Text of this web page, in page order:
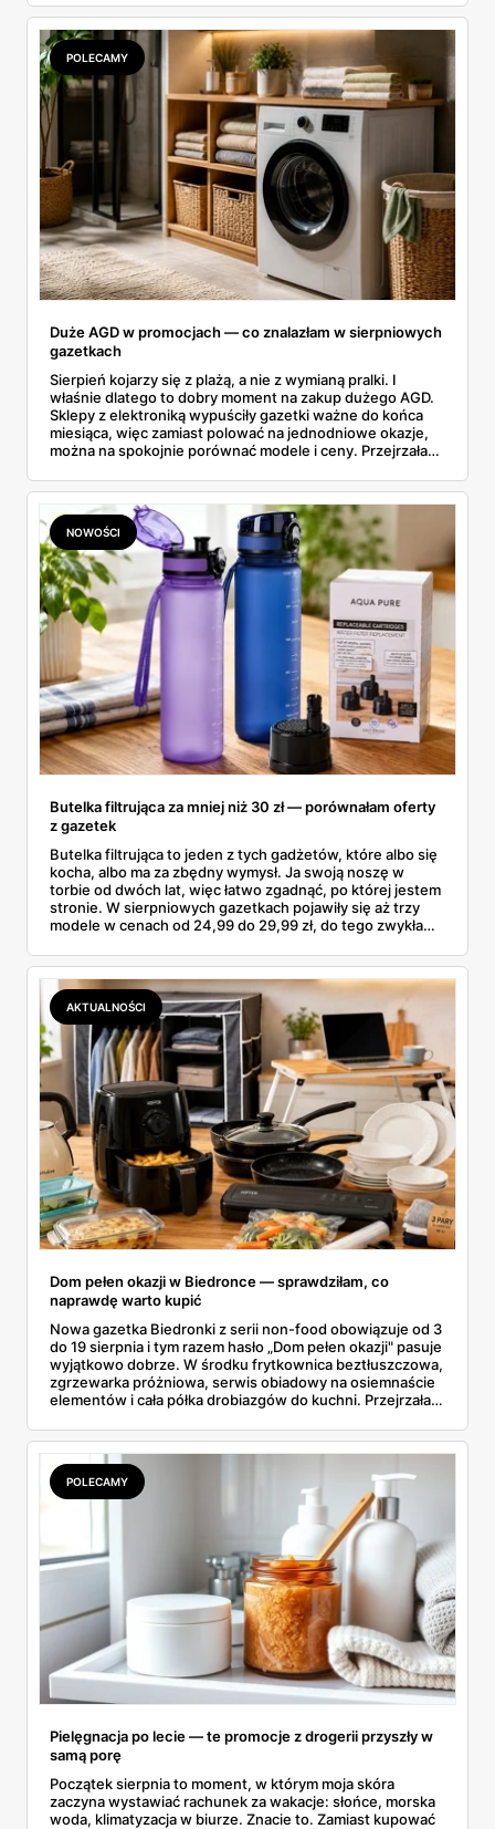
rozpiska: co dokładnie sprzedaje Lidl, ile kosztują
odpowiedniki u producenta i komu ten zakup naprawdę
się opłaci.
POLECAMY
Duże AGD w promocjach — co znalazłam w sierpniowych
gazetkach
Sierpień kojarzy się z plażą, a nie z wymianą pralki. I
właśnie dlatego to dobry moment na zakup dużego AGD.
Sklepy z elektroniką wypuściły gazetki ważne do końca
miesiąca, więc zamiast polować na jednodniowe okazje,
można na spokojnie porównać modele i ceny. Przejrzałam
znalazłam, z cenami i terminami.
NOWOŚCI
Butelka filtrująca za mniej niż 30 zł — porównałam oferty
z gazetek
Butelka filtrująca to jeden z tych gadżetów, które albo się
kocha, albo ma za zbędny wymysł. Ja swoją noszę w
torbie od dwóch lat, więc łatwo zgadnąć, po której jestem
stronie. W sierpniowych gazetkach pojawiły się aż trzy
modele w cenach od 24,99 do 29,99 zł, do tego zwykła
wszystkie oferty i policzyłam, kiedy taki zakup faktycznie
się opłaca.
AKTUALNOŚCI
Dom pełen okazji w Biedronce — sprawdziłam, co
naprawdę warto kupić
Nowa gazetka Biedronki z serii non-food obowiązuje od 3
do 19 sierpnia i tym razem hasło „Dom pełen okazji" pasuje
wyjątkowo dobrze. W środku frytkownica beztłuszczowa,
zgrzewarka próżniowa, serwis obiadowy na osiemnaście
elementów i cała półka drobiazgów do kuchni. Przejrzałam
się przy półce z samego rana.
POLECAMY
Pielęgnacja po lecie — te promocje z drogerii przyszły w
samą porę
Początek sierpnia to moment, w którym moja skóra
zaczyna wystawiać rachunek za wakacje: słońce, morska
woda, klimatyzacja w biurze. Znacie to. Zamiast kupować